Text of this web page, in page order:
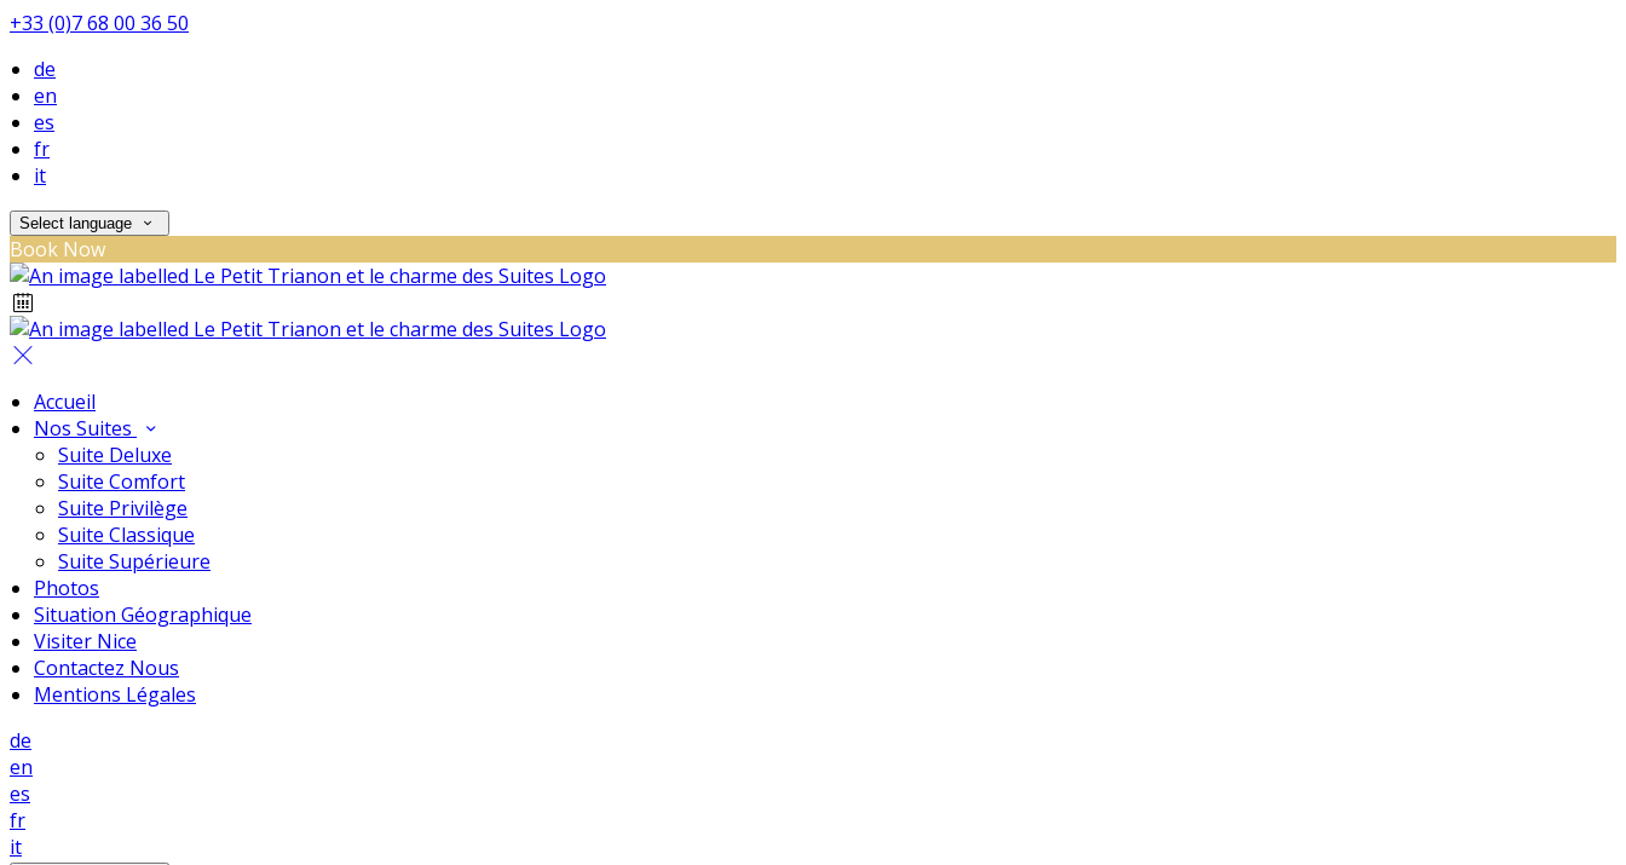
+33 (0)7 68 00 36 50
de
en
es
fr
it
Select language
Book Now
Accueil
Nos Suites
Suite Deluxe
Suite Comfort
Suite Privilège
Suite Classique
Suite Supérieure
Photos
Situation Géographique
Visiter Nice
Contactez Nous
Mentions Légales
de
en
es
fr
it